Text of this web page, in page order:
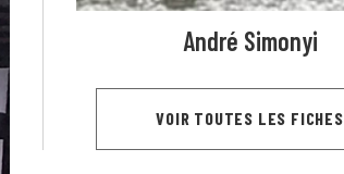
André Simonyi
VOIR TOUTES LES FICHES